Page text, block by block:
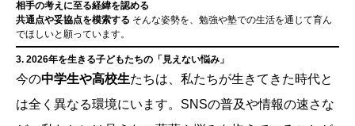
相手の考えに至る経緯を認める
共通点や妥協点を模索する そんな姿勢を、勉強や塾での生活を通じて育ん
でほしいと願っています。
3. 2026年を生きる子どもたちの「見えない悩み」
今の中学生や高校生たちは、私たちが生きてきた時代と
は全く異なる環境にいます。SNSの普及や情報の速さな